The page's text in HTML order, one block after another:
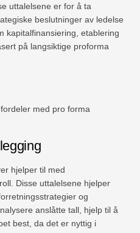
uttalelsene er for å ta
beslutninger av ledelse
kapitalfinansiering, etablering
på langsiktige proforma
med pro forma
hjelper til med
Disse uttalelsene hjelper
og
anslåtte tall, hjelp til å
best, da det er nyttig i